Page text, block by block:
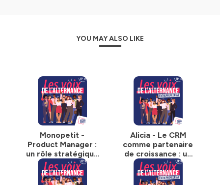
réussite.
Un rendez-vous dynamique, humain et inspirant, pensé
pour une génération qui veut apprendre autrement et
construire un avenir qui lui ressemble.
Abonnez-vous 🔔 pour ne rater aucun épisode !
📱 Rejoignez nous sur Instagram & Tiktok :
iscod.fr
💻 Pour aller plus loin :
YOU MAY ALSO LIKE
Monopetit -
Product Manager :
un rôle stratégique
entre business,
tech et utilisateur
Alicia - Le CRM
comme partenaire
de croissance : un
véritable copilote
business